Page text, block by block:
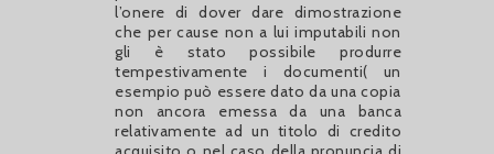
l’onere di dover dare dimostrazione
che per cause non a lui imputabili non
gli è stato possibile produrre
tempestivamente i documenti( un
esempio può essere dato da una copia
non ancora emessa da una banca
relativamente ad un titolo di credito